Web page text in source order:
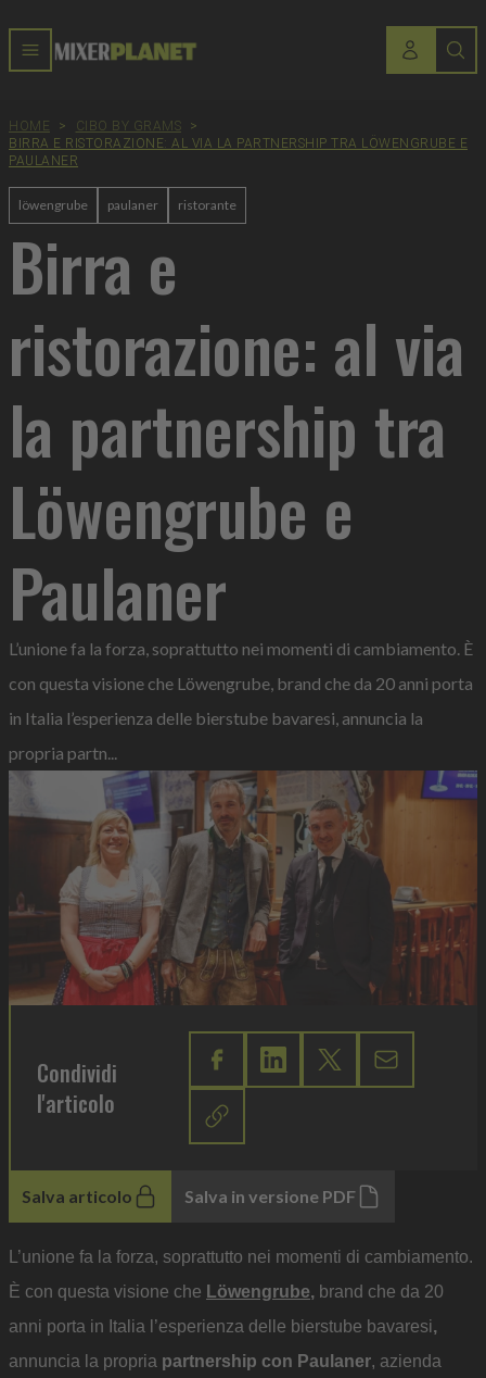
HOME > CIBO BY GRAMS
>
BIRRA E RISTORAZIONE: AL VIA LA PARTNERSHIP TRA LÖWENGRUBE E
PAULANER
löwengrube paulaner ristorante
Birra e
ristorazione: al via
la partnership tra
Löwengrube e
Paulaner
L’unione fa la forza, soprattutto nei momenti di cambiamento. È
con questa visione che Löwengrube, brand che da 20 anni porta
in Italia l’esperienza delle bierstube bavaresi, annuncia la
propria partn...
Condividi
l'articolo
Salva articolo Salva in versione PDF
L’unione fa la forza, soprattutto nei momenti di cambiamento.
È con questa visione che Löwengrube, brand che da 20
anni porta in Italia l’esperienza delle bierstube bavaresi,
annuncia la propria partnership con Paulaner, azienda